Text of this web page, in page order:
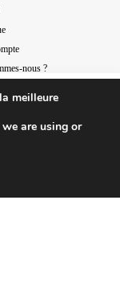
nous ?
meilleure
are using or
au panier